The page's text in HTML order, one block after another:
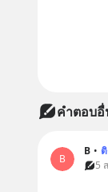
คำตอบ
B
B •
5